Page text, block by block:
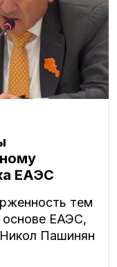
ЕАЭС
тем
основе ЕАЭС,
Пашинян